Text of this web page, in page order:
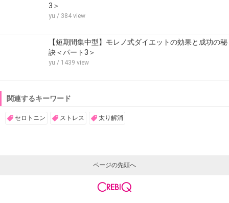
3＞
yu / 384 view
【短期間集中型】モレノ式ダイエットの効果と成功の秘
訣＜パート3＞
yu / 1439 view
関連するキーワード
セロトニン ストレス 太り解消
ページの先頭へ